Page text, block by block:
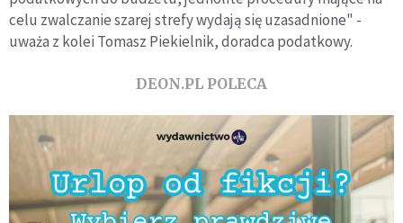
celu zwalczanie szarej strefy wydają się uzasadnione" -
uważa z kolei Tomasz Piekielnik, doradca podatkowy.
DEON.PL POLECA